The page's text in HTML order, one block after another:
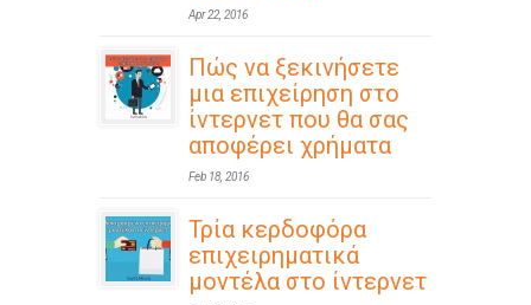
Apr 22, 2016
Πώς να ξεκινήσετε
μια επιχείρηση στο
ίντερνετ που θα σας
αποφέρει χρήματα
Feb 18, 2016
Τρία κερδοφόρα
επιχειρηματικά
μοντέλα στο ίντερνετ